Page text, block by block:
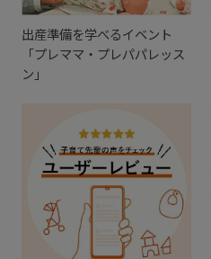
出産準備を学べるイベント
「プレママ・プレパパレッス
ン」